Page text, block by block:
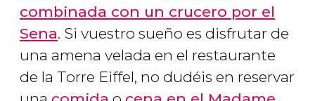
combinada con un crucero por el
Sena. Si vuestro sueño es disfrutar de
una amena velada en el restaurante
de la Torre Eiffel, no dudéis en reservar